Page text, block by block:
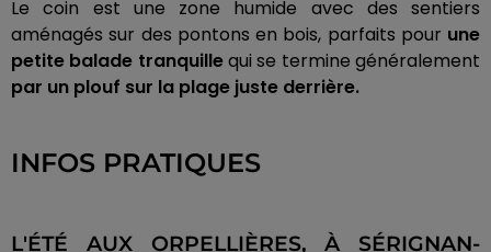
Le coin est une zone humide avec des sentiers
aménagés sur des pontons en bois, parfaits pour une
petite balade tranquillequi se termine généralement
par un plouf sur la plage juste derrière.
INFOS PRATIQUES
L'ÉTÉ AUX ORPELLIÈRES, À SÉRIGNAN-